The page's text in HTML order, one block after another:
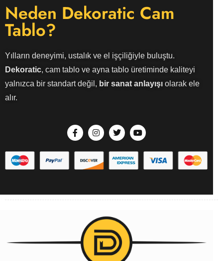
Neden Dekoratic Cam
Tablo?
Yılların deneyimi, ustalık ve el işçiliğiyle buluştu.
Dekoratic, cam tablo ve ayna tablo üretiminde kaliteyi
yalnızca bir standart değil, bir sanat anlayışı olarak ele
alır.